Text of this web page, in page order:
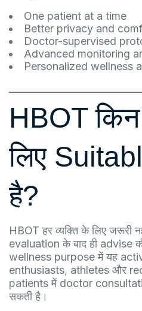
One patient at a time
Better privacy and
Doctor-supervised
Advanced monitoring
Personalized wellness
HBOT
लिए
है?
HBOT हर व्यक्ति के लिए जरूरी
evaluation के बाद ही advise
wellness purpose में यह
enthusiasts, athletes और
patients में doctor
सकती है।